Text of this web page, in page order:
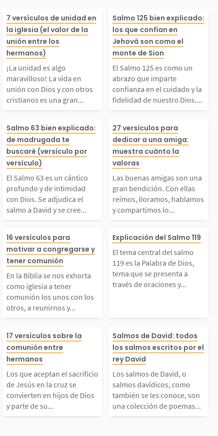
unidad es algo ma
La vida en
con Dios y con
cristianos es un
gran bendición que
toda nuestra vi
Ser cristiano signi
7 versículos de unidad en
la iglesia (el valor de la
unión entre los
hermanos)
¡La unidad es algo
maravilloso! La vida en
unión con Dios y con otros
cristianos es una gran...
El Salmo 125
un abrazo que
confianza en
o y la fidelidad
stro Dios. En
tramos una
reciosa del
llena...
Salmo 125 bien explicado:
los que confían en
Jehová son como el
monte de Sion
El Salmo 125 es como un
abrazo que imparte
confianza en el cuidado y la
fidelidad de nuestro Dios....
Salmo 63 es un cán
profundo y de inti
con Dios. Se ad
el salmo a Davi
y se cree que fue esc
durante su huida
el desierto de Jud
Salmo 63 bien explicado:
de madrugada te
buscaré (versículo por
versículo)
El Salmo 63 es un cántico
profundo y de intimidad
con Dios. Se adjudica el
salmo a David y se cree...
Las buenas
n una gran
Con ellas
amos,
partimos lo
mporta.
las buenas
27 versículos para
dedicar a una amiga:
muestra cuánto la
valoras
Las buenas amigas son una
gran bendición. Con ellas
reímos, lloramos, hablamos
y compartimos lo...
la Biblia se nos ex
como iglesia a t
comunión los un
con los otros, a reu
y animarnos. S
llamados a dem
nuestro amor,...
16 versículos para
motivar a congregarse y
tener comunión
En la Biblia se nos exhorta
como iglesia a tener
comunión los unos con los
otros, a reunirnos y...
El tema
lmo 119 es la
de Dios, tema
resenta a
aciones y
cortas. Se dice
y una mención
labra...
Explicación del Salmo 119
El tema central del salmo
119 es la Palabra de Dios,
tema que se presenta a
través de oraciones y...
que aceptan el sa
de Jesús en la
se convierten en
de Dios y parte
17 versículos sobre la
comunión entre
hermanos
Los que aceptan el sacrificio
de Jesús en la cruz se
convierten en hijos de Dios
y parte de su...
Los salmos de
o salmos
mo también se
oce, son una
Salmos de David: todos
los salmos escritos por el
rey David
Los salmos de David, o
salmos davídicos, como
también se les conoce, son
una colección de poemas...